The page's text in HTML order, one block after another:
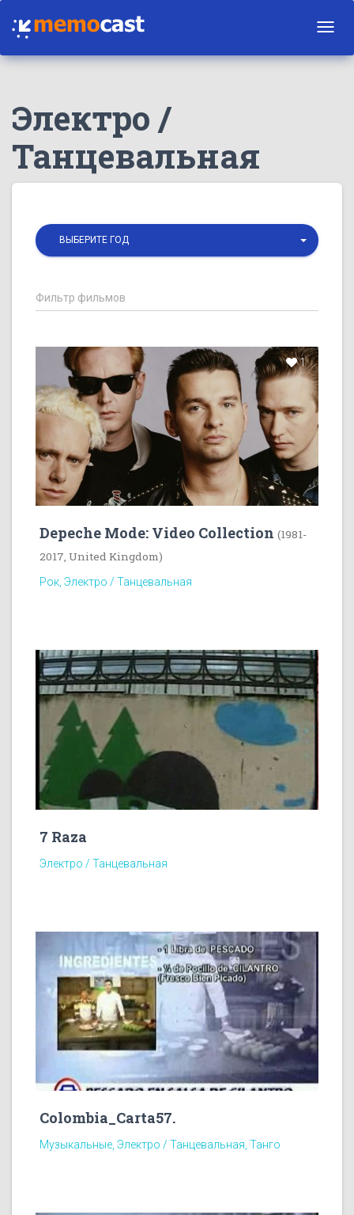
Электро /
Танцевальная
ВЫБЕРИТЕ ГОД
1
Depeche Mode: Video Collection (1981-
2017, United Kingdom)
Рок, Электро / Танцевальная
7 Raza
Электро / Танцевальная
Colombia_Carta57.
Музыкальные, Электро / Танцевальная, Танго